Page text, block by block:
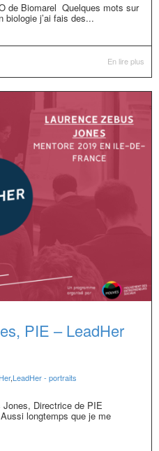
de Biomarel Quelques mots sur
j’ai fais des...
En lire plus
PIE – LeadHer
,LeadHer - portraits
Directrice de PIE
longtemps que je me